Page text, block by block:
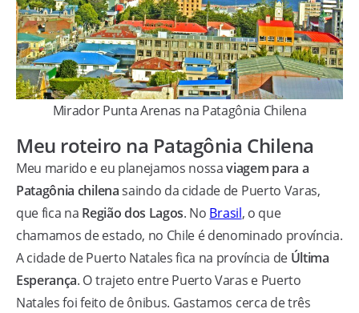
Mirador Punta Arenas na Patagônia Chilena
Meu roteiro na Patagônia Chilena
Meu marido e eu planejamos nossaviagem para a
Patagônia chilenasaindo da cidade de Puerto Varas,
que fica na Região dos Lagos. No Brasil, o que
chamamos de estado, no Chile é denominado província.
A cidade de Puerto Natales fica na província de Última
Esperança. O trajeto entre Puerto Varas e Puerto
Natales foi feito de ônibus. Gastamos cerca de três